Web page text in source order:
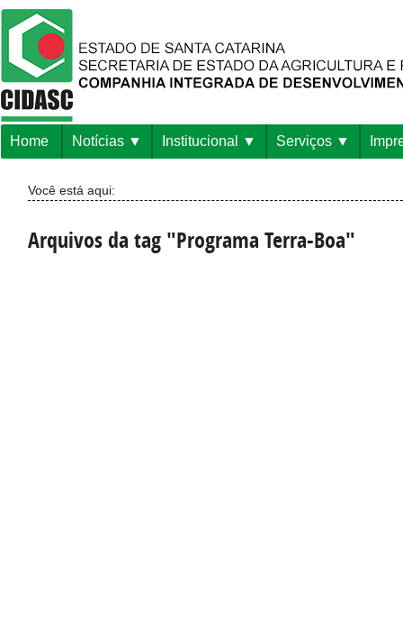
Home Notícias Institucional Serviços
Você está aqui:
Arquivos da tag "Programa Terra-Boa"